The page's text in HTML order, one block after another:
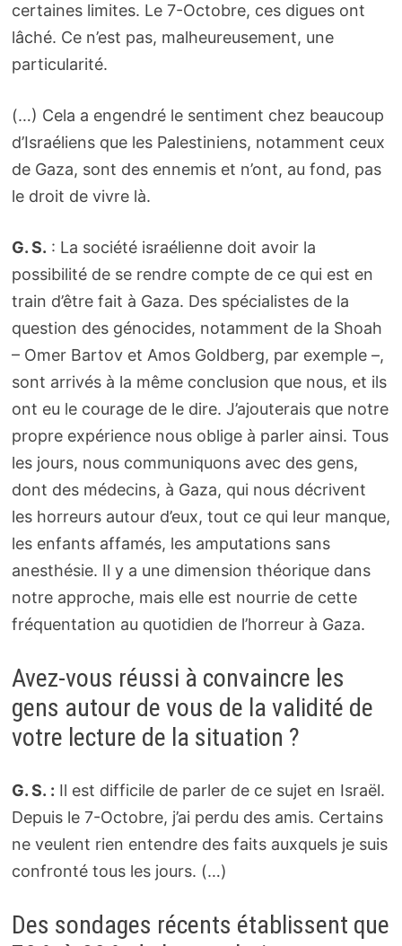
certaines limites. Le 7-Octobre, ces digues ont
lâché. Ce n’est pas, malheureusement, une
particularité.
(…) Cela a engendré le sentiment chez beaucoup
d’Israéliens que les Palestiniens, notamment ceux
de Gaza, sont des ennemis et n’ont, au fond, pas
le droit de vivre là.
G. S. : La société israélienne doit avoir la
possibilité de se rendre compte de ce qui est en
train d’être fait à Gaza. Des spécialistes de la
question des génocides, notamment de la Shoah
– Omer Bartov et Amos Goldberg, par exemple –,
sont arrivés à la même conclusion que nous, et ils
ont eu le courage de le dire. J’ajouterais que notre
propre expérience nous oblige à parler ainsi. Tous
les jours, nous communiquons avec des gens,
dont des médecins, à Gaza, qui nous décrivent
les horreurs autour d’eux, tout ce qui leur manque,
les enfants affamés, les amputations sans
anesthésie. Il y a une dimension théorique dans
notre approche, mais elle est nourrie de cette
fréquentation au quotidien de l’horreur à Gaza.
Avez-vous réussi à convaincre les
gens autour de vous de la validité de
votre lecture de la situation ?
G. S. : Il est difficile de parler de ce sujet en Israël.
Depuis le 7-Octobre, j’ai perdu des amis. Certains
ne veulent rien entendre des faits auxquels je suis
confronté tous les jours. (…)
Des sondages récents établissent que